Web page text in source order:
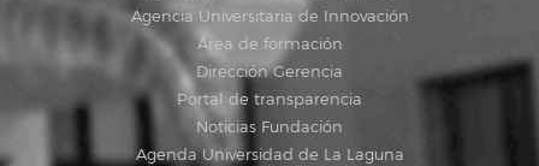
Agencia Universitaria de Innovación
Área de formación
Dirección Gerencia
Portal de transparencia
Noticias Fundación
Agenda Universidad de La Laguna